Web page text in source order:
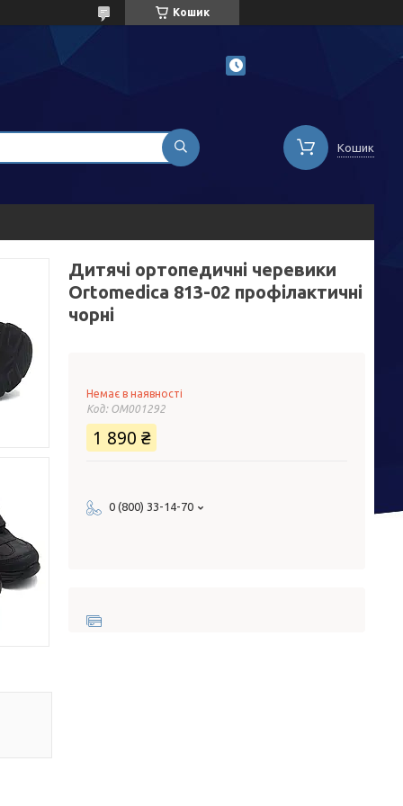
Кошик
Кошик
Дитячі ортопедичні черевики
Ortomedica 813-02 профілактичні
чорні
Немає в наявності
Код: ОМ001292
1 890 ₴
0 (800) 33-14-70